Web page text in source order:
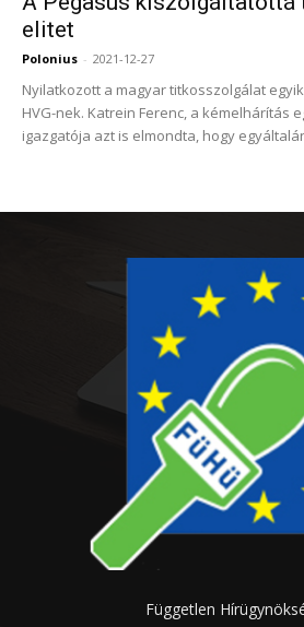
elitet
Polonius - 2021-12-27
Nyilatkozott a magyar titkosszolgálat
HVG-nek. Katrein Ferenc, a kémelhárítás
igazgatója azt is elmondta, hogy
Független